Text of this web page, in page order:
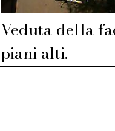
Veduta della
piani alti.